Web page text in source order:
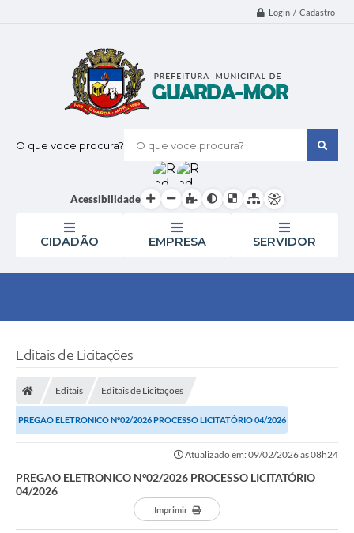
Login / Cadastro
O que voce procura?
Acessibilidade
CIDADÃO EMPRESA SERVIDOR
Editais de Licitações
Editais Editais de Licitações
PREGAO ELETRONICO Nº02/2026 PROCESSO LICITATÓRIO 04/2026
Atualizado em: 09/02/2026 às 08h24
PREGAO ELETRONICO Nº02/2026 PROCESSO LICITATÓRIO
04/2026
Imprimir